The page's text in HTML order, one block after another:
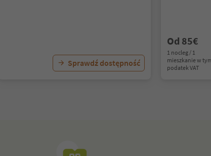
Sprawdź dostępność
Od 85€
1 nocleg / 1
mieszkanie w
podatek VAT